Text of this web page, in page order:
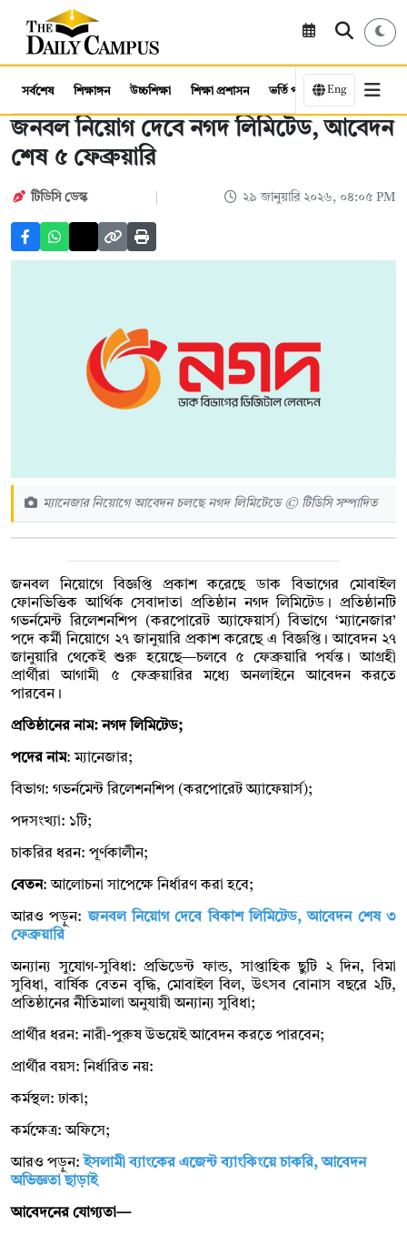
সর্বশেষ শিক্ষাঙ্গন উচ্চশিক্ষা শিক্ষা প্রশাসন ভর্তি পরীক্ষা কর্মসংস্থান
Eng
জনবল নিয়োগ দেবে নগদ লিমিটেড, আবেদন
শেষ ৫ ফেব্রুয়ারি
টিডিসি ডেস্ক ২৯ জানুয়ারি ২০২৬, ০৪:০৫ PM
ম্যানেজার নিয়োগে আবেদন চলছে নগদ লিমিটেডে © টিডিসি সম্পাদিত
জনবল নিয়োগে বিজ্ঞপ্তি প্রকাশ করেছে ডাক বিভাগের মোবাইল
ফোনভিত্তিক আর্থিক সেবাদাতা প্রতিষ্ঠান নগদ লিমিটেড। প্রতিষ্ঠানটি
গভর্নমেন্ট রিলেশনশিপ (করপোরেট অ্যাফেয়ার্স) বিভাগে ‘ম্যানেজার’
পদে কর্মী নিয়োগে ২৭ জানুয়ারি প্রকাশ করেছে এ বিজ্ঞপ্তি। আবেদন ২৭
জানুয়ারি থেকেই শুরু হয়েছে—চলবে ৫ ফেব্রুয়ারি পর্যন্ত। আগ্রহী
প্রার্থীরা আগামী ৫ ফেব্রুয়ারির মধ্যে অনলাইনে আবেদন করতে
পারবেন।
প্রতিষ্ঠানের নাম: নগদ লিমিটেড;
পদের নাম: ম্যানেজার;
বিভাগ: গভর্নমেন্ট রিলেশনশিপ (করপোরেট অ্যাফেয়ার্স);
পদসংখ্যা: ১টি;
চাকরির ধরন: পূর্ণকালীন;
বেতন: আলোচনা সাপেক্ষে নির্ধারণ করা হবে;
আরও পড়ুন:জনবল নিয়োগ দেবে বিকাশ লিমিটেড, আবেদন শেষ ৩
ফেব্রুয়ারি
অন্যান্য সুযোগ-সুবিধা: প্রভিডেন্ট ফান্ড, সাপ্তাহিক ছুটি ২ দিন, বিমা
সুবিধা, বার্ষিক বেতন বৃদ্ধি, মোবাইল বিল, উৎসব বোনাস বছরে ২টি,
প্রতিষ্ঠানের নীতিমালা অনুযায়ী অন্যান্য সুবিধা;
প্রার্থীর ধরন: নারী-পুরুষ উভয়েই আবেদন করতে পারবেন;
প্রার্থীর বয়স: নির্ধারিত নয়:
কর্মস্থল: ঢাকা;
কর্মক্ষেত্র: অফিসে;
আরও পড়ুন: ইসলামী ব্যাংকের এজেন্ট ব্যাংকিংয়ে চাকরি, আবেদন
অভিজ্ঞতা ছাড়াই
আবেদনের যোগ্যতা—